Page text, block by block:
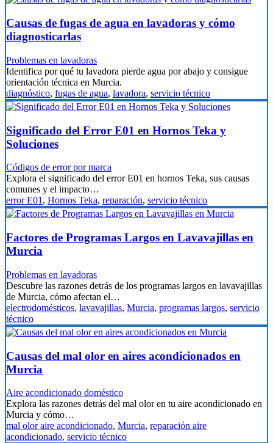
Causas de fugas de agua en lavadoras y cómo
diagnosticarlas
Problemas en lavadoras
Identifica por qué tu lavadora pierde agua por abajo y consigue
orientación técnica en Murcia.
diagnóstico, fugas de agua, lavadora, servicio técnico
Significado del Error E01 en Hornos Teka y
Soluciones
Códigos de error por marca
Explora el significado del error E01 en hornos Teka, sus causas
comunes y el impacto…
error E01 , Hornos Teka, reparación, servicio técnico
Factores de Programas Largos en Lavavajillas en
Murcia
Problemas en lavadoras
Descubre las razones detrás de los programas largos en lavavajillas
de Murcia, cómo afectan el…
electrodomésticos, lavavajillas, Murcia, programas largos, servicio
técnico
Causas del mal olor en aires acondicionados en
Murcia
Aire acondicionado doméstico
Explora las razones detrás del mal olor en tu aire acondicionado en
Murcia y cómo…
mal olor aire acondicionado, Murcia, reparación aire
acondicionado, servicio técnico